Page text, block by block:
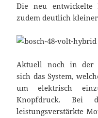
Die neu entwickelte
zudem deutlich
Aktuell noch in der
sich das System,
um elektrisch
Knopfdruck. Bei
leistungsverstärkte